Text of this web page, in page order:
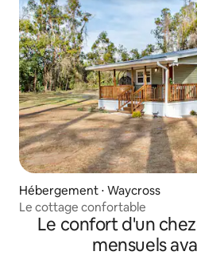
Hébergement ⋅ Waycross
Le cottage confortable
Le confort d'un
mensuels